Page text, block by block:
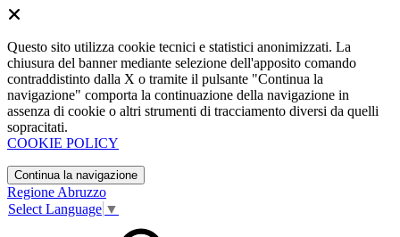
Questo sito utilizza cookie tecnici e statistici anonimizzati. La
chiusura del banner mediante selezione dell'apposito comando
contraddistinto dalla X o tramite il pulsante "Continua la
navigazione" comporta la continuazione della navigazione in
assenza di cookie o altri strumenti di tracciamento diversi da quelli
sopracitati.
COOKIE POLICY
Continua la navigazione
Regione Abruzzo
Select Language ▼